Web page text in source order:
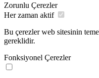
Zorunlu Çerezler
Her zaman aktif
Bu çerezler web sitesinin
gereklidir.
Fonksiyonel Çerezler